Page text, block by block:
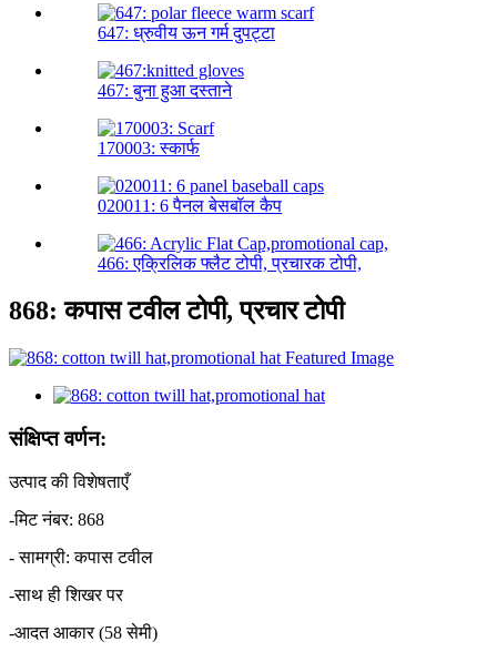
647: ध्रुवीय ऊन गर्म दुपट्टा
467: बुना हुआ दस्ताने
170003: स्कार्फ
020011: 6 पैनल बेसबॉल कैप
466: एक्रिलिक फ्लैट टोपी, प्रचारक टोपी,
868: कपास टवील टोपी, प्रचार टोपी
संक्षिप्त वर्णन:
उत्पाद की विशेषताएँ
-मिट नंबर: 868
- सामग्री: कपास टवील
-साथ ही शिखर पर
-आदत आकार (58 सेमी)